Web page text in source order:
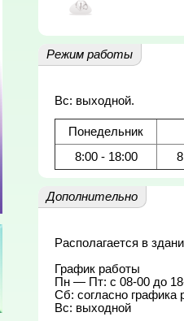
Режим работы
Вс: выходной.
Понедельник
8:00 - 18:00
Дополнительно
Располагается в
График работы
Пн — Пт: с 08-00 до
Сб: согласно графика
Вс: выходной